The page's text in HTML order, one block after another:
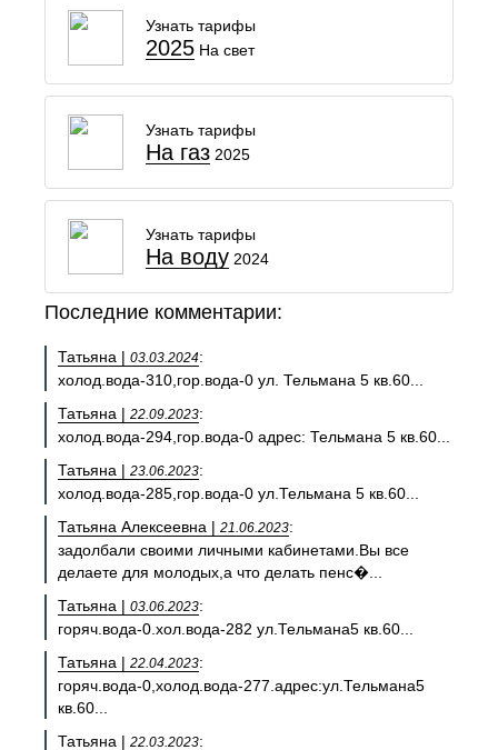
Узнать тарифы
2025 На свет
Узнать тарифы
На газ 2025
Узнать тарифы
На воду 2024
Последние комментарии:
Татьяна | 03.03.2024:
холод.вода-310,гор.вода-0 ул. Тельмана 5 кв.60...
Татьяна | 22.09.2023:
холод.вода-294,гор.вода-0 адрес: Тельмана 5 кв.60...
Татьяна | 23.06.2023:
холод.вода-285,гор.вода-0 ул.Тельмана 5 кв.60...
Татьяна Алексеевна | 21.06.2023:
задолбали своими личными кабинетами.Вы все
делаете для молодых,а что делать пенс�...
Татьяна | 03.06.2023:
горяч.вода-0.хол.вода-282 ул.Тельмана5 кв.60...
Татьяна | 22.04.2023:
горяч.вода-0,холод.вода-277.адрес:ул.Тельмана5
кв.60...
Татьяна | 22.03.2023: